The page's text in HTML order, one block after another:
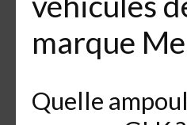
marque
Quelle